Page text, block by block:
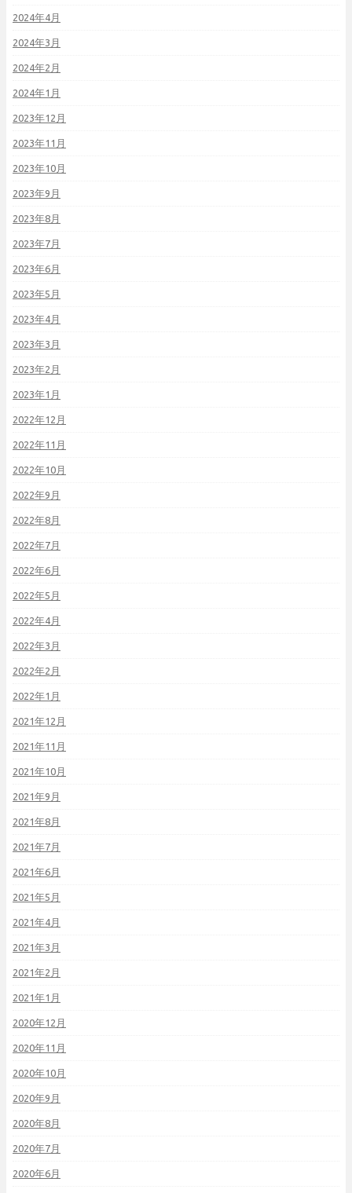
2024年4月
2024年3月
2024年2月
2024年1月
2023年12月
2023年11月
2023年10月
2023年9月
2023年8月
2023年7月
2023年6月
2023年5月
2023年4月
2023年3月
2023年2月
2023年1月
2022年12月
2022年11月
2022年10月
2022年9月
2022年8月
2022年7月
2022年6月
2022年5月
2022年4月
2022年3月
2022年2月
2022年1月
2021年12月
2021年11月
2021年10月
2021年9月
2021年8月
2021年7月
2021年6月
2021年5月
2021年4月
2021年3月
2021年2月
2021年1月
2020年12月
2020年11月
2020年10月
2020年9月
2020年8月
2020年7月
2020年6月